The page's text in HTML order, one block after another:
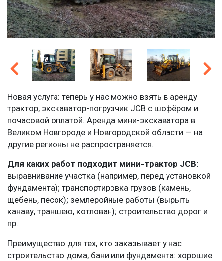
Новая услуга: теперь у нас можно взять в аренду
трактор, экскаватор-погрузчик JCB с шофёром и
почасовой оплатой. Аренда мини-экскаватора в
Великом Новгороде и Новгородской области — на
другие регионы не распространяется.
Для каких работ подходит мини-трактор JCB:
выравнивание участка (например, перед установкой
фундамента); транспортировка грузов (камень,
щебень, песок); землеройные работы (вырыть
канаву, траншею, котлован); строительство дорог и
пр.
Преимущество для тех, кто заказывает у нас
строительство дома, бани или фундамента: хорошие